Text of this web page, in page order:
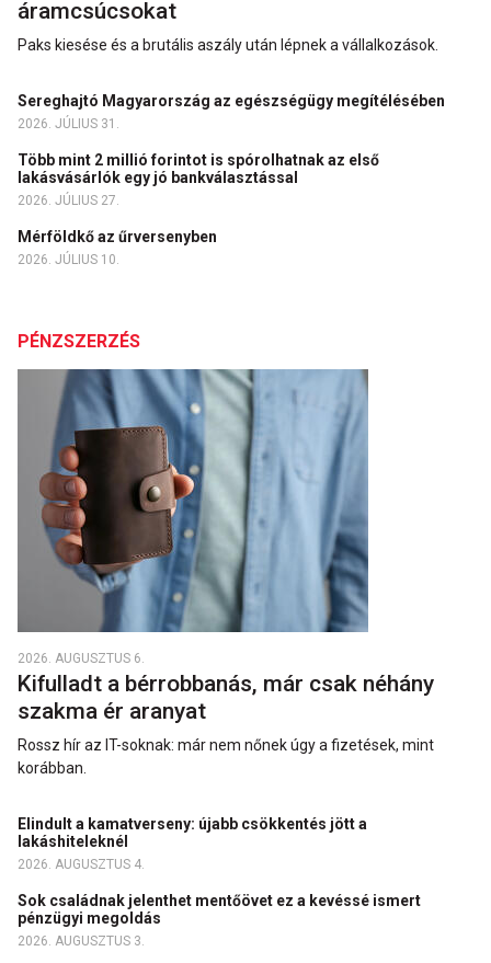
áramcsúcsokat
Paks kiesése és a brutális aszály után lépnek a vállalkozások.
Sereghajtó Magyarország az egészségügy megítélésében
2026. JÚLIUS 31.
Több mint 2 millió forintot is spórolhatnak az első
lakásvásárlók egy jó bankválasztással
2026. JÚLIUS 27.
Mérföldkő az űrversenyben
2026. JÚLIUS 10.
PÉNZSZERZÉS
2026. AUGUSZTUS 6.
Kifulladt a bérrobbanás, már csak néhány
szakma ér aranyat
Rossz hír az IT-soknak: már nem nőnek úgy a fizetések, mint
korábban.
Elindult a kamatverseny: újabb csökkentés jött a
lakáshiteleknél
2026. AUGUSZTUS 4.
Sok családnak jelenthet mentőövet ez a kevéssé ismert
pénzügyi megoldás
2026. AUGUSZTUS 3.